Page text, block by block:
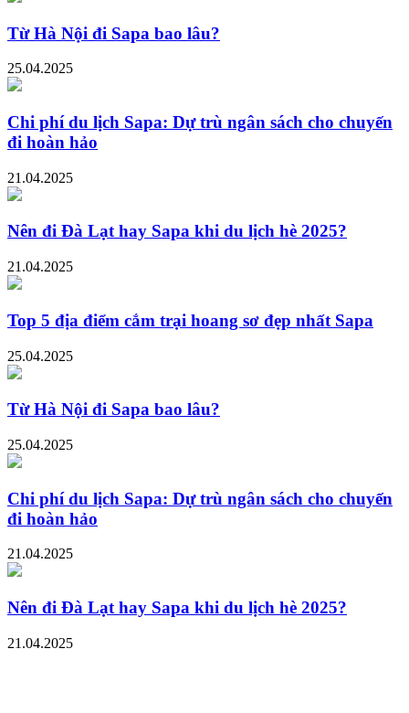
Từ Hà Nội đi Sapa bao lâu?
25.04.2025
Chi phí du lịch Sapa: Dự trù ngân sách cho chuyến
đi hoàn hảo
21.04.2025
Nên đi Đà Lạt hay Sapa khi du lịch hè 2025?
21.04.2025
Top 5 địa điểm cắm trại hoang sơ đẹp nhất Sapa
25.04.2025
Từ Hà Nội đi Sapa bao lâu?
25.04.2025
Chi phí du lịch Sapa: Dự trù ngân sách cho chuyến
đi hoàn hảo
21.04.2025
Nên đi Đà Lạt hay Sapa khi du lịch hè 2025?
21.04.2025